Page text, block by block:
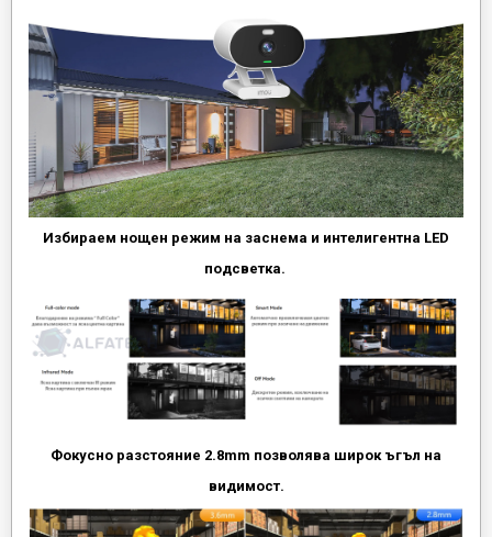
Избираем нощен режим на заснема и интелигентна LED
подсветка.
Фокусно разстояние 2.8mm позволява широк ъгъл на
видимост.